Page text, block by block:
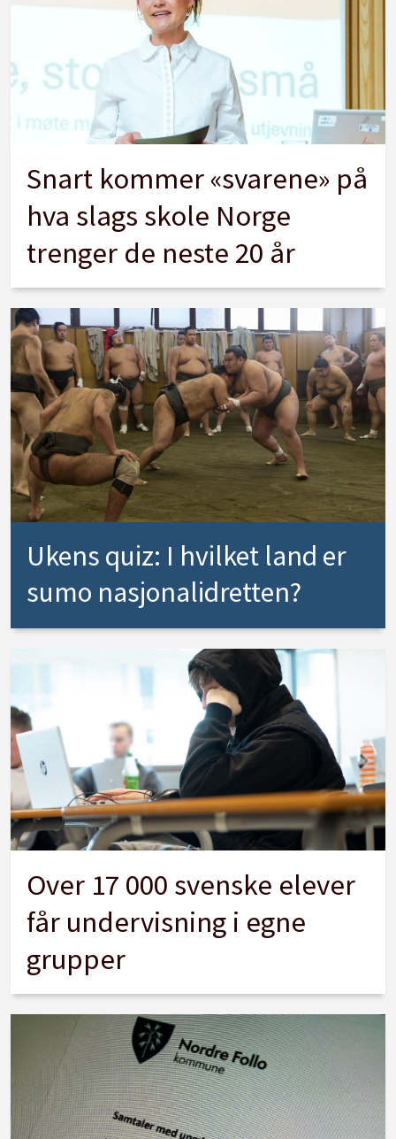
Snart kommer «svarene» på
hva slags skole Norge
trenger de neste 20 år
Ukens quiz: I hvilket land er
sumo nasjonalidretten?
Over 17 000 svenske elever
får undervisning i egne
grupper